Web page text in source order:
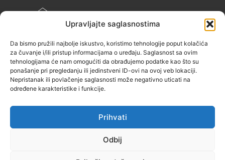
Upravljajte saglasnostima
Da bismo pružili najbolje iskustvo, koristimo tehnologije poput kolačića
za čuvanje i/ili pristup informacijama o uređaju. Saglasnost sa ovim
tehnologijama će nam omogućiti da obrađujemo podatke kao što su
ponašanje pri pregledanju ili jedinstveni ID-ovi na ovoj veb lokaciji.
Nepristanak ili povlačenje saglasnosti može negativno uticati na
određene karakteristike i funkcije.
Prihvati
Odbij
INFO@ZENIT.BA
ZENIČANKA, 3. SPRAT), 72000 ZENICA